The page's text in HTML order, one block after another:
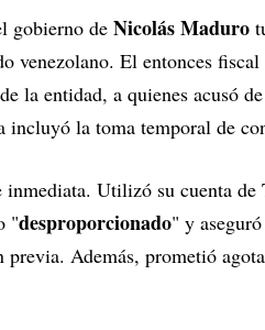
gobierno de Nicolás Maduro
venezolano. El entonces fiscal
de la entidad, a quienes acusó
incluyó la toma temporal de
inmediata. Utilizó su cuenta
"desproporcionado" y
previa. Además, prometió